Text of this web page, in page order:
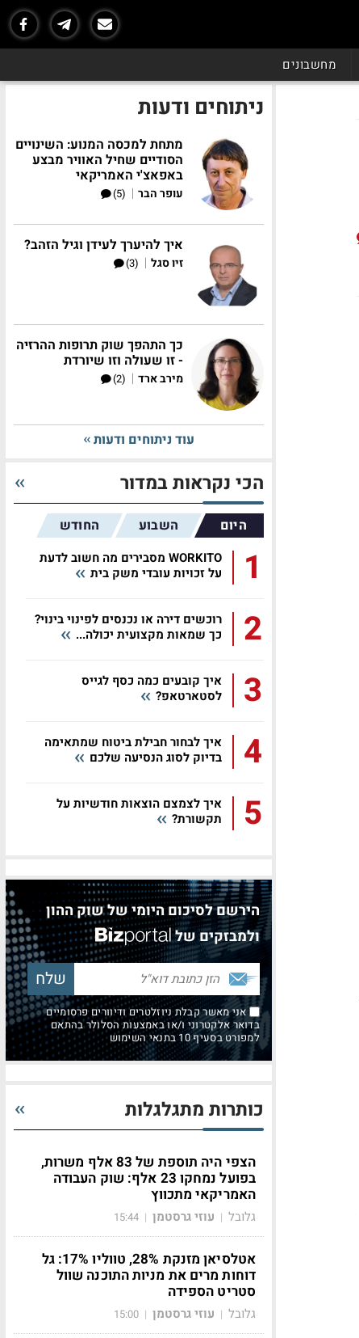
מחשבונים
ניתוחים ודעות
מתחת למכסה המנוע: השינויים
הסודיים שחיל האוויר מבצע
באפאצ'י האמריקאי
עופר הבר |
(5)
איך להיערך לעידן וגיל הזהב?
זיו סגל |
(3)
כך התהפך שוק תרופות ההרזיה
- זו שעולה וזו שיורדת
מירב ארד |
(2)
עוד ניתוחים ודעות
הכי נקראות במדור
היום השבוע החודש
1
WORKITO מסבירים מה חשוב לדעת
על זכויות עובדי משק בית
2
רוכשים דירה או נכנסים לפינוי בינוי?
כך שמאות מקצועית יכולה...
3
איך קובעים כמה כסף לגייס
לסטארטאפ?
4
איך לבחור חבילת ביטוח שמתאימה
בדיוק לסוג הנסיעה שלכם
5
איך לצמצם הוצאות חודשיות על
תקשורת?
הירשם לסיכום היומי של שוק ההון
ולמבזקים של
אני מאשר קבלת ניוזלטרים ודיוורים פרסומיים
בדואר אלקטרוני ו/או באמצעות הסלולר בהתאם
למפורט בסעיף 10 בתנאי השימוש
כותרות מתגלגלות
הצפי היה תוספת של 83 אלף משרות,
בפועל נמחקו 23 אלף: שוק העבודה
האמריקאי מתכווץ
גלובל | עוזי גרסטמן |
15:44
אטלסיאן מזנקת 28%, טווליו 17%: גל
דוחות מרים את מניות התוכנה שוול
סטריט הספידה
גלובל | עוזי גרסטמן |
15:00